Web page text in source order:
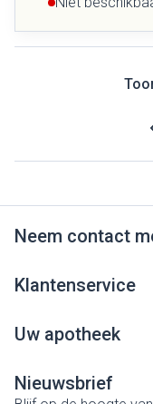
Neem contact
Klantenservice
Uw apotheek
Nieuwsbrief